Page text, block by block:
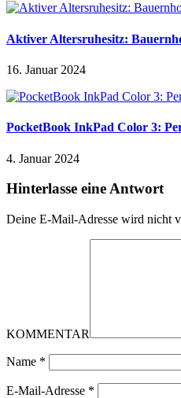
Aktiver Altersruhesitz:
16. Januar 2024
PocketBook InkPad Color 3:
4. Januar 2024
Hinterlasse eine Antwort
Deine E-Mail-Adresse wird nicht
KOMMENTAR
Name *
E-Mail-Adresse *